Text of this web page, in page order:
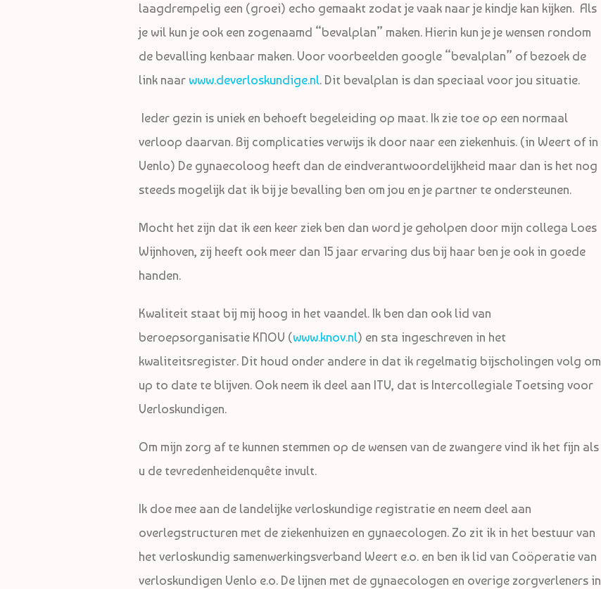
laagdrempelig een (groei) echo gemaakt zodat je vaak naar je kindje kan kijken. Als
je wil kun je ook een zogenaamd “bevalplan” maken. Hierin kun je je wensen rondom
de bevalling kenbaar maken. Voor voorbeelden google “bevalplan” of bezoek de
link naar www.deverloskundige.nl. Dit bevalplan is dan speciaal voor jou situatie.
Ieder gezin is uniek en behoeft begeleiding op maat. Ik zie toe op een normaal
verloop daarvan. Bij complicaties verwijs ik door naar een ziekenhuis. (in Weert of in
Venlo) De gynaecoloog heeft dan de eindverantwoordelijkheid maar dan is het nog
steeds mogelijk dat ik bij je bevalling ben om jou en je partner te ondersteunen.
Mocht het zijn dat ik een keer ziek ben dan word je geholpen door mijn collega Loes
Wijnhoven, zij heeft ook meer dan 15 jaar ervaring dus bij haar ben je ook in goede
handen.
Kwaliteit staat bij mij hoog in het vaandel. Ik ben dan ook lid van
beroepsorganisatie KNOV (www.knov.nl) en sta ingeschreven in het
kwaliteitsregister. Dit houd onder andere in dat ik regelmatig bijscholingen volg om
up to date te blijven. Ook neem ik deel aan ITV, dat is Intercollegiale Toetsing voor
Verloskundigen.
Om mijn zorg af te kunnen stemmen op de wensen van de zwangere vind ik het fijn als
u de tevredenheidenquête invult.
Ik doe mee aan de landelijke verloskundige registratie en neem deel aan
overlegstructuren met de ziekenhuizen en gynaecologen. Zo zit ik in het bestuur van
het verloskundig samenwerkingsverband Weert e.o. en ben ik lid van Coöperatie van
verloskundigen Venlo e.o. De lijnen met de gynaecologen en overige zorgverleners in